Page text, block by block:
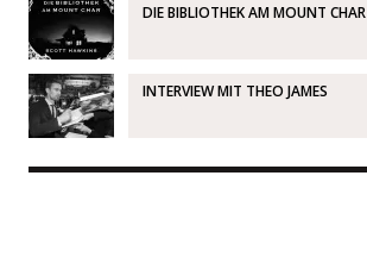
DIE BIBLIOTHEK AM MOUNT CHAR
INTERVIEW MIT THEO JAMES